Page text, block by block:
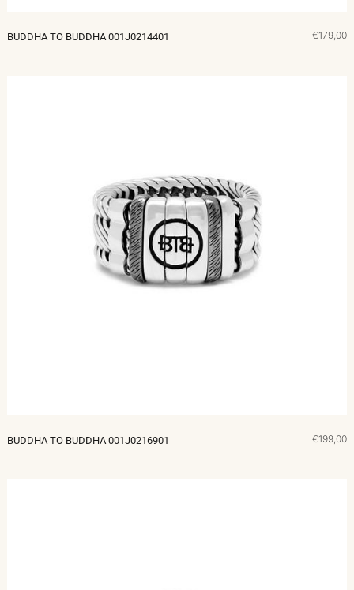
BUDDHA TO BUDDHA 001J0214401 €179,00
BUDDHA TO BUDDHA 001J0216901 €199,00